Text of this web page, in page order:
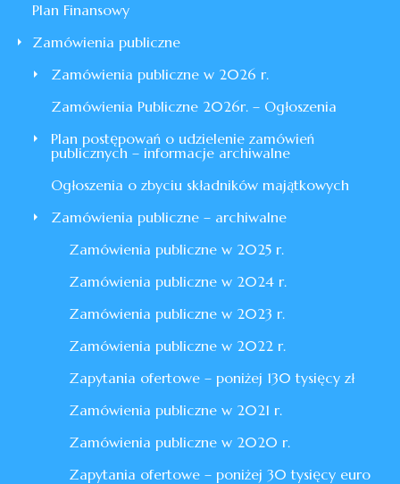
Plan Finansowy
Zamówienia publiczne
Zamówienia publiczne w 2026 r.
Zamówienia Publiczne 2026r. – Ogłoszenia
Plan postępowań o udzielenie zamówień
publicznych – informacje archiwalne
Ogłoszenia o zbyciu składników majątkowych
Zamówienia publiczne – archiwalne
Zamówienia publiczne w 2025 r.
Zamówienia publiczne w 2024 r.
Zamówienia publiczne w 2023 r.
Zamówienia publiczne w 2022 r.
Zapytania ofertowe – poniżej 130 tysięcy zł
Zamówienia publiczne w 2021 r.
Zamówienia publiczne w 2020 r.
Zapytania ofertowe – poniżej 30 tysięcy euro